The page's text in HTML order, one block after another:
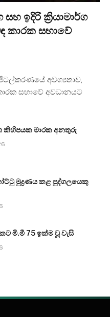
ඉදිරි ක්‍රියාමාර්ග
කාරක සභාවේ
අවශ්‍යතාව,
සභාවේ අවධානයට
කිහිපයක මාරක අනතුරු
මුද්‍රණය කළ පුද්ගලයෙකු
මි.මී 75 ඉක්ම වූ වැසි